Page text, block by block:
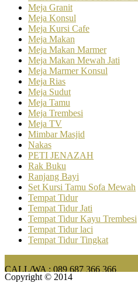
Meja Granit
Meja Konsul
Meja Kursi Cafe
Meja Makan
Meja Makan Marmer
Meja Makan Mewah Jati
Meja Marmer Konsul
Meja Rias
Meja Sudut
Meja Tamu
Meja Trembesi
Meja TV
Mimbar Masjid
Nakas
PETI JENAZAH
Rak Buku
Ranjang Bayi
Set Kursi Tamu Sofa Mewah
Tempat Tidur
Tempat Tidur Jati
Tempat Tidur Kayu Trembesi
Tempat Tidur laci
Tempat Tidur Tingkat
CALL/WA : 089 687 366 366
FURNITURE BAR &
Copyright © 2014